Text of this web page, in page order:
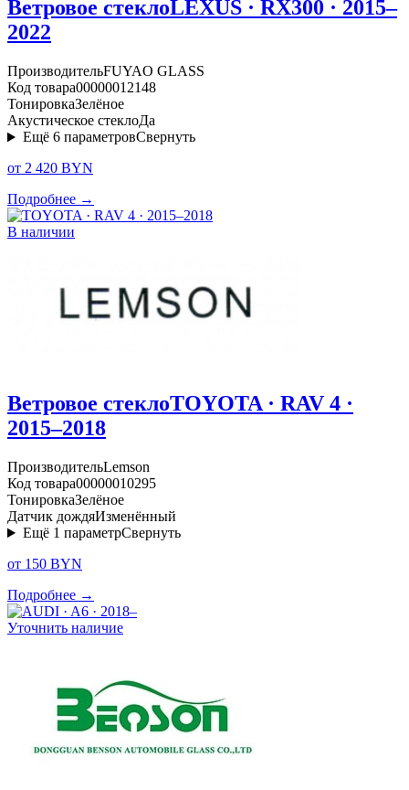
Ветровое стеклоLEXUS · RX300 · 2015–
2022
ПроизводительFUYAO GLASS
Код товара00000012148
ТонировкаЗелёное
Акустическое стеклоДа
Ещё 6 параметровСвернуть
от 2 420 BYN
Подробнее →
В наличии
Ветровое стеклоTOYOTA · RAV 4 ·
2015–2018
ПроизводительLemson
Код товара00000010295
ТонировкаЗелёное
Датчик дождяИзменённый
Ещё 1 параметрСвернуть
от 150 BYN
Подробнее →
Уточнить наличие